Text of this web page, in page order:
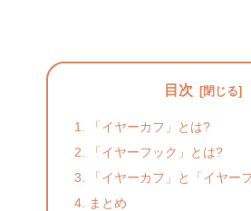
目次
「イヤーカフ」とは?
「イヤーフック」とは?
「イヤーカフ」と「イヤー
まとめ